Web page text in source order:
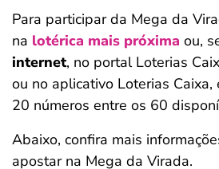
Para participar da Mega da
na lotérica mais próxima ou,
internet, no portal Loterias
ou no aplicativo Loterias
20 números entre os 60
Abaixo, confira mais
apostar na Mega da Virada.